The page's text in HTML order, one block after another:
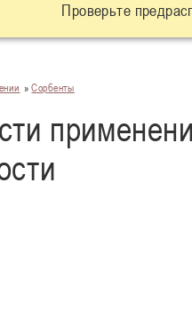
Проверьте
»Сорбенты